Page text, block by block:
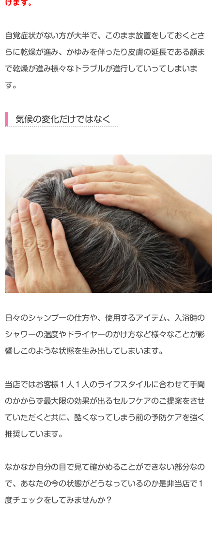
けます。
自覚症状がない方が大半で、このまま放置をしておくとさ
らに乾燥が進み、かゆみを伴ったり皮膚の延長である顔ま
で乾燥が進み様々なトラブルが進行していってしまいま
す。
気候の変化だけではなく
日々のシャンプーの仕方や、使用するアイテム、入浴時の
シャワーの温度やドライヤーのかけ方など様々なことが影
響しこのような状態を生み出してしまいます。
当店ではお客様１人１人のライフスタイルに合わせて手間
のかからず最大限の効果が出るセルフケアのご提案をさせ
ていただくと共に、酷くなってしまう前の予防ケアを強く
推奨しています。
なかなか自分の目で見て確かめることができない部分なの
で、あなたの今の状態がどうなっているのか是非当店で１
度チェックをしてみませんか？